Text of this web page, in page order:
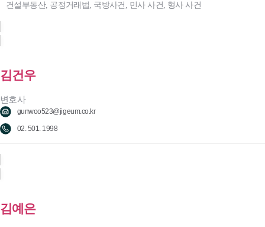
건설부동산, 공정거래법, 국방사건, 민사 사건, 형사 사건
김건우
변호사
gunwoo523@jigeum.co.kr
02. 501. 1998
김예은